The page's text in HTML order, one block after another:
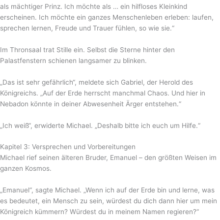
als mächtiger Prinz. Ich möchte als … ein hilfloses Kleinkind
erscheinen. Ich möchte ein ganzes Menschenleben erleben: laufen,
sprechen lernen, Freude und Trauer fühlen, so wie sie.“
Im Thronsaal trat Stille ein. Selbst die Sterne hinter den
Palastfenstern schienen langsamer zu blinken.
„Das ist sehr gefährlich“, meldete sich Gabriel, der Herold des
Königreichs. „Auf der Erde herrscht manchmal Chaos. Und hier in
Nebadon könnte in deiner Abwesenheit Ärger entstehen.“
„Ich weiß“, erwiderte Michael. „Deshalb bitte ich euch um Hilfe.“
Kapitel 3: Versprechen und Vorbereitungen
Michael rief seinen älteren Bruder, Emanuel – den größten Weisen im
ganzen Kosmos.
„Emanuel“, sagte Michael. „Wenn ich auf der Erde bin und lerne, was
es bedeutet, ein Mensch zu sein, würdest du dich dann hier um mein
Königreich kümmern? Würdest du in meinem Namen regieren?“